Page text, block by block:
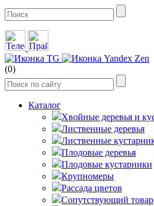
(0)
Каталог
Хвойные деревья и
Лиственные деревья
Лиственные
Плодовые деревья
Плодовые кустарники
Крупномеры
Рассада цветов
Сопутствующий товар